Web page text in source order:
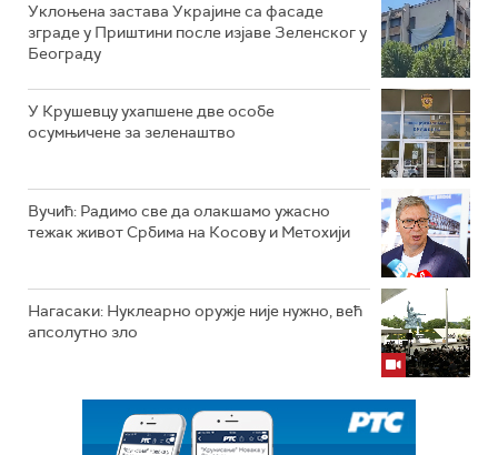
Уклоњена застава Украјине са фасаде
зграде у Приштини после изјаве Зеленског у
Београду
У Крушевцу ухапшене две особе
осумњичене за зеленаштво
Вучић: Радимо све да олакшамо ужасно
тежак живот Србима на Косову и Метохији
Нагасаки: Нуклеарно оружје није нужно, већ
апсолутно зло